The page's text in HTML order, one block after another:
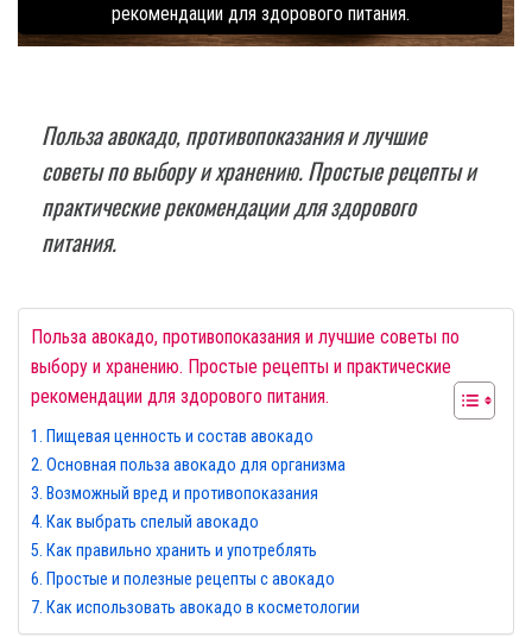
рекомендации для здорового питания.
Польза авокадо, противопоказания и лучшие
советы по выбору и хранению. Простые рецепты и
практические рекомендации для здорового
питания.
Польза авокадо, противопоказания и лучшие советы по
выбору и хранению. Простые рецепты и практические
рекомендации для здорового питания.
Пищевая ценность и состав авокадо
Основная польза авокадо для организма
Возможный вред и противопоказания
Как выбрать спелый авокадо
Как правильно хранить и употреблять
Простые и полезные рецепты с авокадо
Как использовать авокадо в косметологии